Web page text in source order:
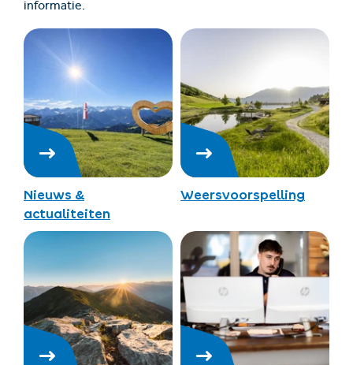
informatie.
Nieuws &
actualiteiten
Weersvoorspelling